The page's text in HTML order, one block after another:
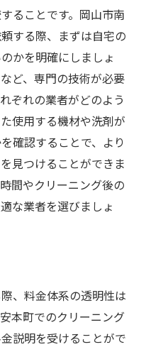
ることです。岡山市南
する際、まずは自宅の
かを明確にしましょ
ど、専門の技術が必要
ぞれの業者がどのよう
使用する機材や洗剤が
確認することで、より
見つけることができま
間やクリーニング後の
な業者を選びましょ
、料金体系の透明性は
本町でのクリーニング
説明を受けることがで